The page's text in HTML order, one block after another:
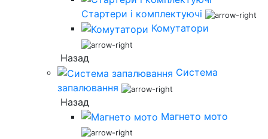
Стартери і комплектуючі
Комутатори
Назад
Система
запалювання
Назад
Магнето мото